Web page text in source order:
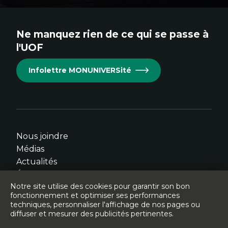
Cet
s'ouvrira
dans
fenêtre.
Cet
s'ouvrira
dans
fenêtre.
Cet
s'ouvrira
dans
fenêtre.
Cet
s'ouvrira
dans
fenêtre.
Cet
s'ouvrira
dans
fenêtre.
Ne manquez rien de ce qui se passe à
l'UOF
Infolettre MONUNIVERSité
Nous joindre
Médias
Actualités
© Université de l'Ontario français - 2026
Notre site utilise des cookies pour garantir son bon
fonctionnement et optimiser ses performances
techniques, personnaliser l'affichage de nos pages ou
diffuser et mesurer des publicités pertinentes.